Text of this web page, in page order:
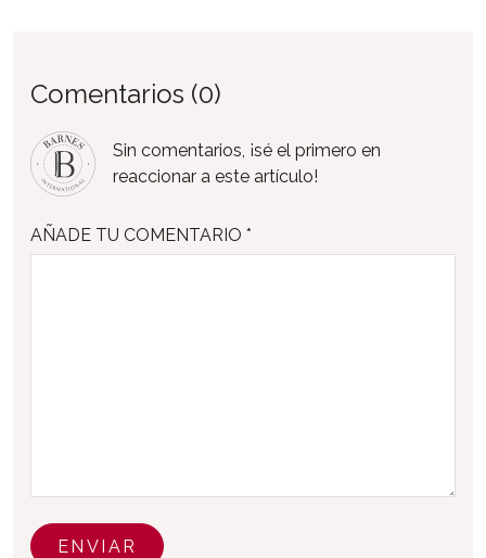
Comentarios (0)
Sin comentarios, ¡sé el primero en
reaccionar a este artículo!
AÑADE TU COMENTARIO *
ENVIAR